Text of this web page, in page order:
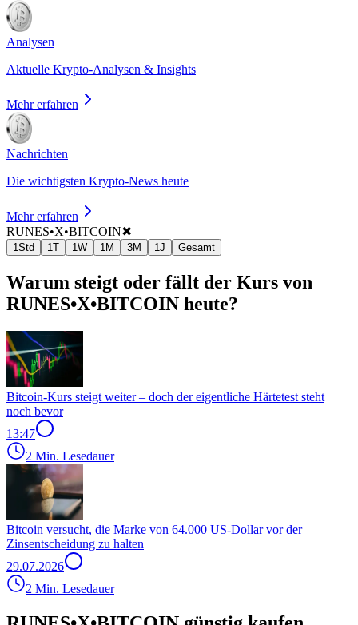
Analysen
Aktuelle Krypto-Analysen & Insights
Mehr erfahren
Nachrichten
Die wichtigsten Krypto-News heute
Mehr erfahren
RUNES•X•BITCOIN✖
1Std 1T 1W 1M 3M 1J Gesamt
Warum steigt oder fällt der Kurs von
RUNES•X•BITCOIN heute?
Bitcoin-Kurs steigt weiter – doch der eigentliche Härtetest steht
noch bevor
13:47
2 Min. Lesedauer
Bitcoin versucht, die Marke von 64.000 US-Dollar vor der
Zinsentscheidung zu halten
29.07.2026
2 Min. Lesedauer